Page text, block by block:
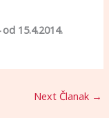
15.4.2014.
Next Članak →